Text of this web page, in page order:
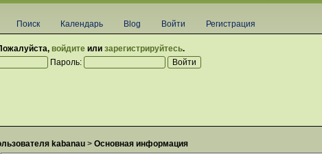
Поиск Календарь Blog Войти Регистрация
войдитеили зарегистрируйтесь.
Пароль:
kabanau> Основная информация